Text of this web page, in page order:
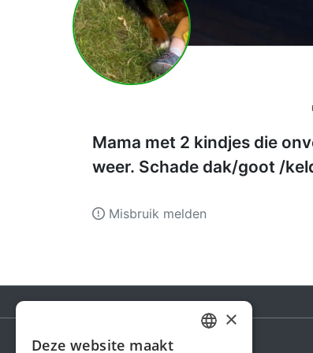
Mama met 2 kindjes die
weer. Schade dak/goot /
Misbruik melden
×
Deze website maakt